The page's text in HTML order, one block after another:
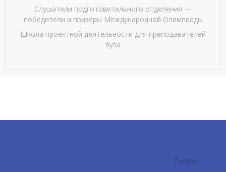
Слушатели подготовительного отделения —
победители и призёры Международной Олимпиады
Школа проектной деятельности для преподавателей
вуза
Colibri